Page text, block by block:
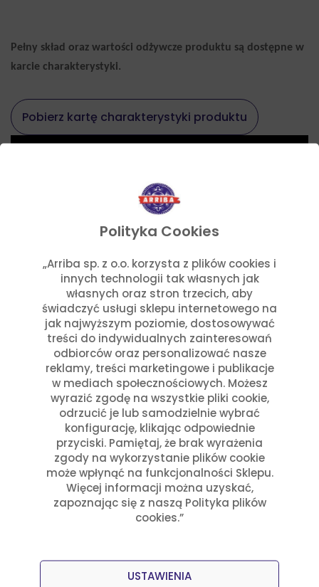
Polityka Cookies
„Arriba sp. z o.o. korzysta z plików cookies i
innych technologii tak własnych jak
własnych oraz stron trzecich, aby
świadczyć usługi sklepu internetowego na
jak najwyższym poziomie, dostosowywać
treści do indywidualnych zainteresowań
odbiorców oraz personalizować nasze
reklamy, treści marketingowe i publikacje
w mediach społecznościowych. Możesz
wyrazić zgodę na wszystkie pliki cookie,
odrzucić je lub samodzielnie wybrać
konfigurację, klikając odpowiednie
przyciski. Pamiętaj, że brak wyrażenia
zgody na wykorzystanie plików cookie
może wpłynąć na funkcjonalności Sklepu.
Więcej informacji można uzyskać,
zapoznając się z naszą Polityka plików
cookies.”
USTAWIENIA
Pełny skład oraz wartości odżywcze produktu są dostępne w
karcie charakterystyki.
Pobierz kartę charakterystyki produktu
Zobacz jak możesz wykorzystać
nasz produkt
Przygotuj danie z naszymi
przepisami